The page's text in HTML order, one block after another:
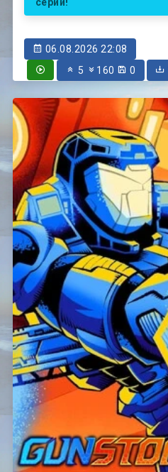
06.08.2026 22:08
5
160 0